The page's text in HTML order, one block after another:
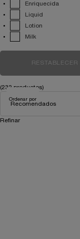
Enriquecida
Liquid
Lotion
Milk
RESTABLECER
(232 productos)
Ordenar por
Refinar